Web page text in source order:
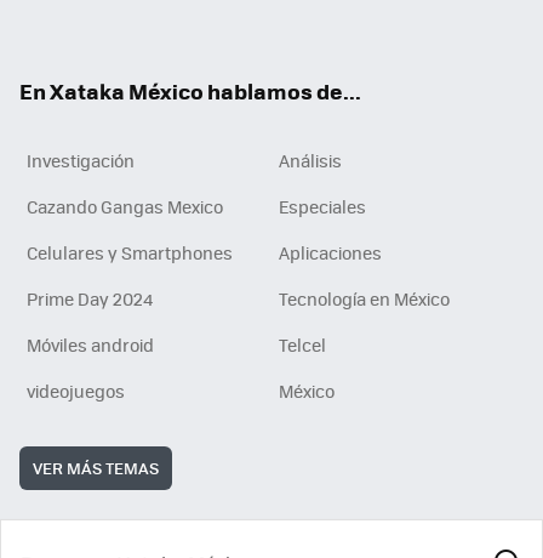
En Xataka México hablamos de...
Investigación
Análisis
Cazando Gangas Mexico
Especiales
Celulares y Smartphones
Aplicaciones
Prime Day 2024
Tecnología en México
Móviles android
Telcel
videojuegos
México
VER MÁS TEMAS